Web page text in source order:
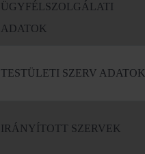
ÜGYFÉLSZOLGÁLATI
ADATOK
TESTÜLETI SZERV ADATOK
IRÁNYÍTOTT SZERVEK